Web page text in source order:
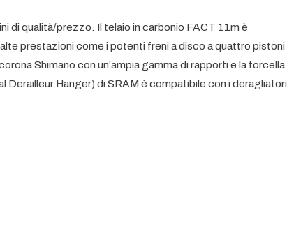
di qualità/prezzo. Il telaio in carbonio FACT 11m è
prestazioni come i potenti freni a disco a quattro pistoni
Shimano con un’ampia gamma di rapporti e la forcella
Derailleur Hanger) di SRAM è compatibile con i deragliatori